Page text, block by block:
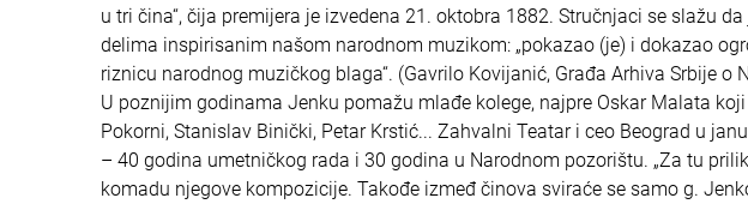
u tri čina“, čija premijera je izvedena 21. oktobra 1882. Stručnjaci se slažu
delima inspirisanim našom narodnom muzikom: „pokazao (je) i dokazao
riznicu narodnog muzičkog blaga“. (Gavrilo Kovijanić, Građa Arhiva Srbije
U poznijim godinama Jenku pomažu mlađe kolege, najpre Oskar Malata
Pokorni, Stanislav Binički, Petar Krstić... Zahvalni Teatar i ceo Beograd u
– 40 godina umetničkog rada i 30 godina u Narodnom pozorištu. „Za tu
komadu njegove kompozicije. Takođe izmeđ činova sviraće se samo g.